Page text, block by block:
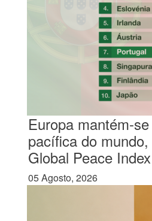
Europa mantém-
pacífica do
Global Peace
05 Agosto, 2026